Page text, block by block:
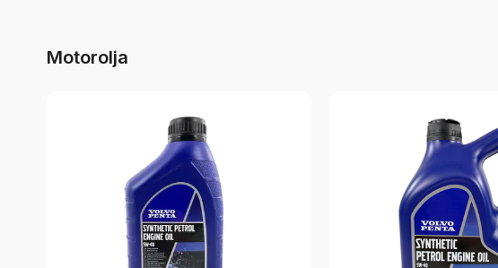
Motorolja